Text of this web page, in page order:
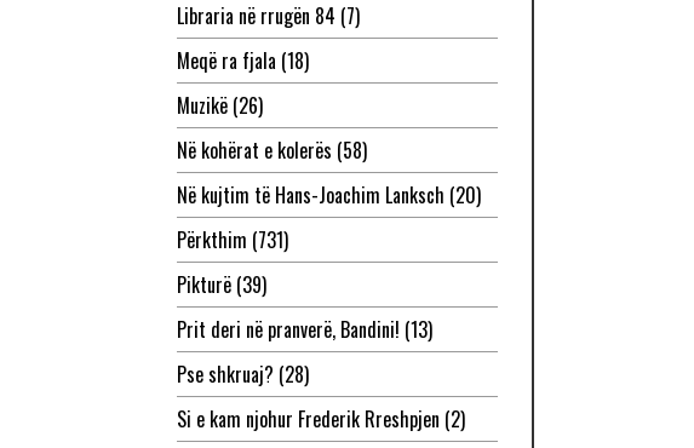
Libraria në rrugën 84 (7)
Meqë ra fjala (18)
Muzikë(26)
Në kohërat e kolerës (58)
Në kujtim të Hans-Joachim Lanksch (20)
Përkthim (731)
Pikturë(39)
Prit deri në pranverë, Bandini! (13)
Pse shkruaj? (28)
Si e kam njohur Frederik Rreshpjen (2)